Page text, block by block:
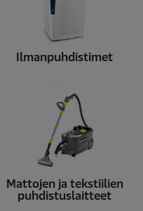
Ilmanpuhdistimet
Mattojen ja tekstiilien
puhdistuslaitteet